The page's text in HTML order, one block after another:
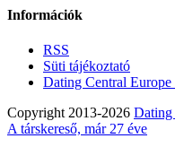
Információk
RSS
Süti tájékoztató
Dating Central Europe
Copyright 2013-2026 Dating
A társkereső, már 27 éve